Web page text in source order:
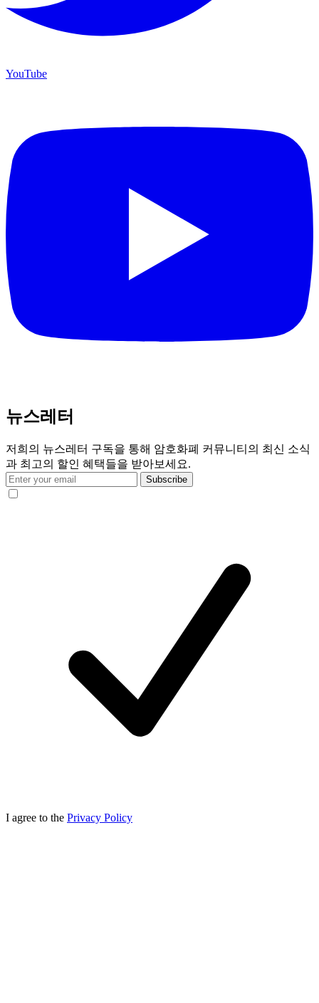
YouTube
뉴스레터
저희의 뉴스레터 구독을 통해 암호화폐 커뮤니티의 최신 소식
과 최고의 할인 혜택들을 받아보세요.
Subscribe
I agree to the Privacy Policy